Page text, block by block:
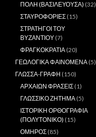
ΠΟΛΗ (ΒΑΣΙΛΕΥΟΥΣΑ) (32)
ΣΤΑΥΡΟΦΟΡΙΕΣ (15)
ΣΤΡΑΤΗΓΟΙ ΤΟΥ
ΒΥΖΑΝΤΙΟΥ (7)
ΦΡΑΓΚΟΚΡΑΤΙΑ (20)
ΓΕΩΛΟΓΙΚΑ ΦΑΙΝΟΜΕΝΑ (5)
ΓΛΩΣΣΑ-ΓΡΑΦΗ (150)
ΑΡΧΑΙΩΝ ΦΡΑΣΕΙΣ (1)
ΓΛΩΣΣΙΚΟ ΖΗΤΗΜΑ (5)
ΙΣΤΟΡΙΚΗ ΟΡΘΟΓΡΑΦΙΑ
(ΠΟΛΥΤΟΝΙΚΟ) (15)
ΟΜΗΡΟΣ (85)